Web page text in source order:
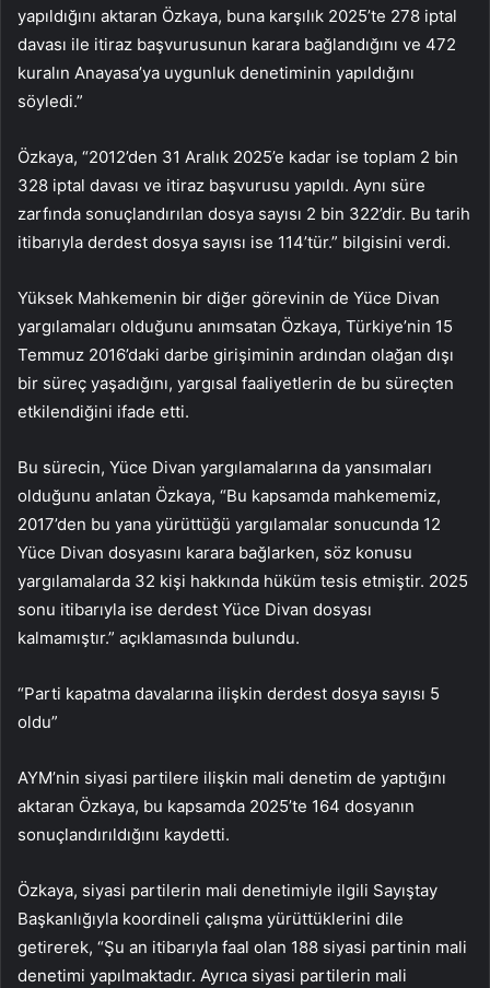
yapıldığını aktaran Özkaya, buna karşılık 2025’te 278 iptal
davası ile itiraz başvurusunun karara bağlandığını ve 472
kuralın Anayasa’ya uygunluk denetiminin yapıldığını
söyledi.”
Özkaya, “2012’den 31 Aralık 2025’e kadar ise toplam 2 bin
328 iptal davası ve itiraz başvurusu yapıldı. Aynı süre
zarfında sonuçlandırılan dosya sayısı 2 bin 322’dir. Bu tarih
itibarıyla derdest dosya sayısı ise 114’tür.” bilgisini verdi.
Yüksek Mahkemenin bir diğer görevinin de Yüce Divan
yargılamaları olduğunu anımsatan Özkaya, Türkiye’nin 15
Temmuz 2016’daki darbe girişiminin ardından olağan dışı
bir süreç yaşadığını, yargısal faaliyetlerin de bu süreçten
etkilendiğini ifade etti.
Bu sürecin, Yüce Divan yargılamalarına da yansımaları
olduğunu anlatan Özkaya, “Bu kapsamda mahkememiz,
2017’den bu yana yürüttüğü yargılamalar sonucunda 12
Yüce Divan dosyasını karara bağlarken, söz konusu
yargılamalarda 32 kişi hakkında hüküm tesis etmiştir. 2025
sonu itibarıyla ise derdest Yüce Divan dosyası
kalmamıştır.” açıklamasında bulundu.
“Parti kapatma davalarına ilişkin derdest dosya sayısı 5
oldu”
AYM’nin siyasi partilere ilişkin mali denetim de yaptığını
aktaran Özkaya, bu kapsamda 2025’te 164 dosyanın
sonuçlandırıldığını kaydetti.
Özkaya, siyasi partilerin mali denetimiyle ilgili Sayıştay
Başkanlığıyla koordineli çalışma yürüttüklerini dile
getirerek, “Şu an itibarıyla faal olan 188 siyasi partinin mali
denetimi yapılmaktadır. Ayrıca siyasi partilerin mali